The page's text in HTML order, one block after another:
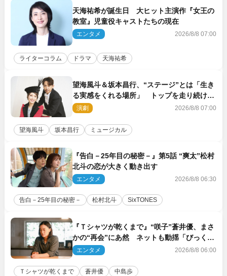
天海祐希が誕生日 大ヒット主演作『女王の
教室』児童役キャストたちの現在
エンタメ 2026/8/8 07:00
ライターコラム ドラマ 天海祐希
望海風斗＆坂本昌行、“ステージ”とは「生き
る実感をくれる場所」 トップを走り続ける
原動力を語る
演劇 2026/8/8 07:00
望海風斗 坂本昌行 ミュージカル
『告白－25年目の秘密－』第5話 “爽太”松村
北斗の恋が大きく動き出す
エンタメ 2026/8/8 06:30
告白－25年目の秘密－ 松村北斗 SixTONES
『Ｔシャツが乾くまで』“咲子”蒼井優、まさ
かの“再会”にあ然 ネットも動揺「びっくり
した!!」「今さら?!」（ネタバレあり）
エンタメ 2026/8/8 06:00
Ｔシャツが乾くまで 蒼井優 中島歩